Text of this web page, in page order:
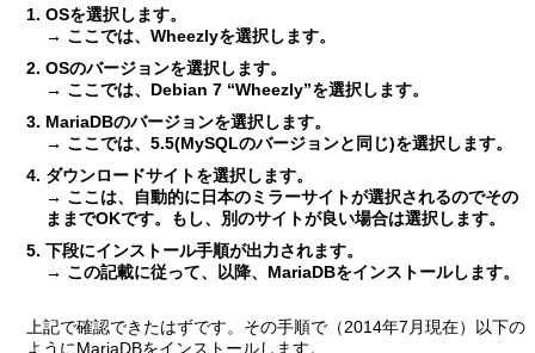
OSを選択します。
→ ここでは、Wheezlyを選択します。
OSのバージョンを選択します。
→ ここでは、 Debian 7 “Wheezly”を選択します。
MariaDBのバージョンを選択します。
→ ここでは、 5.5(MySQLのバージョンと同じ)を選択します。
ダウンロードサイトを選択します。
→ ここは、自動的に日本のミラーサイトが選択されるのでその
ままでOKです。もし、別のサイトが良い場合は選択します。
下段にインストール手順が出力されます。
→ この記載に従って、以降、MariaDBをインストールします。
上記で確認できたはずです。その手順で（2014年7月現在）以下の
ようにMariaDBをインストールします。